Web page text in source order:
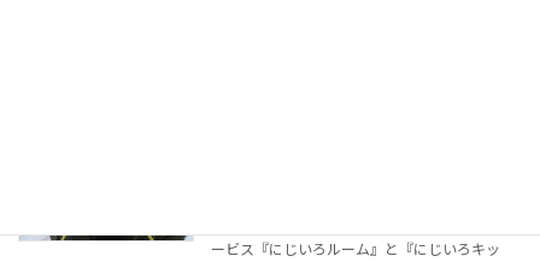
ービス『にじいろルーム』と『にじいろキッ